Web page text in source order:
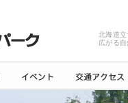
北海道
広がる